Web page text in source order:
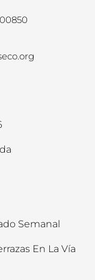
Semanal
En La Vía